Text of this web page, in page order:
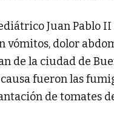
Juan Pablo
vómitos, dolor
de la ciudad de
fueron las
de tomates